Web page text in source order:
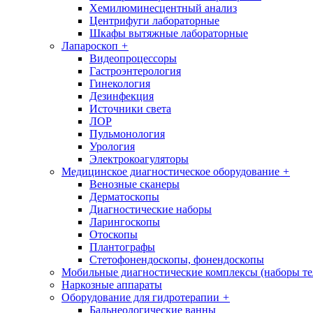
Хемилюминесцентный анализ
Центрифуги лабораторные
Шкафы вытяжные лабораторные
Лапароскоп +
Видеопроцессоры
Гастроэнтерология
Гинекология
Дезинфекция
Источники света
ЛОР
Пульмонология
Урология
Электрокоагуляторы
Медицинское диагностическое оборудование +
Венозные сканеры
Дерматоскопы
Диагностические наборы
Ларингоскопы
Отоскопы
Плантографы
Стетофонендоскопы, фонендоскопы
Мобильные диагностические комплексы (наборы
Наркозные аппараты
Оборудование для гидротерапии +
Бальнеологические ванны